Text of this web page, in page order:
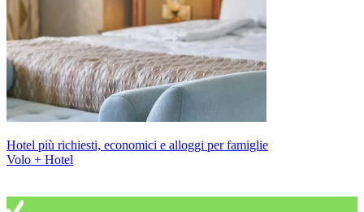
Hotel più richiesti, economici e alloggi per famiglie
Volo + Hotel